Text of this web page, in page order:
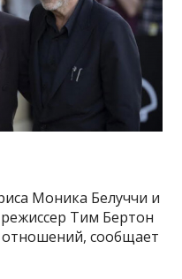
Моника Белуччи и
Тим Бертон
сообщает